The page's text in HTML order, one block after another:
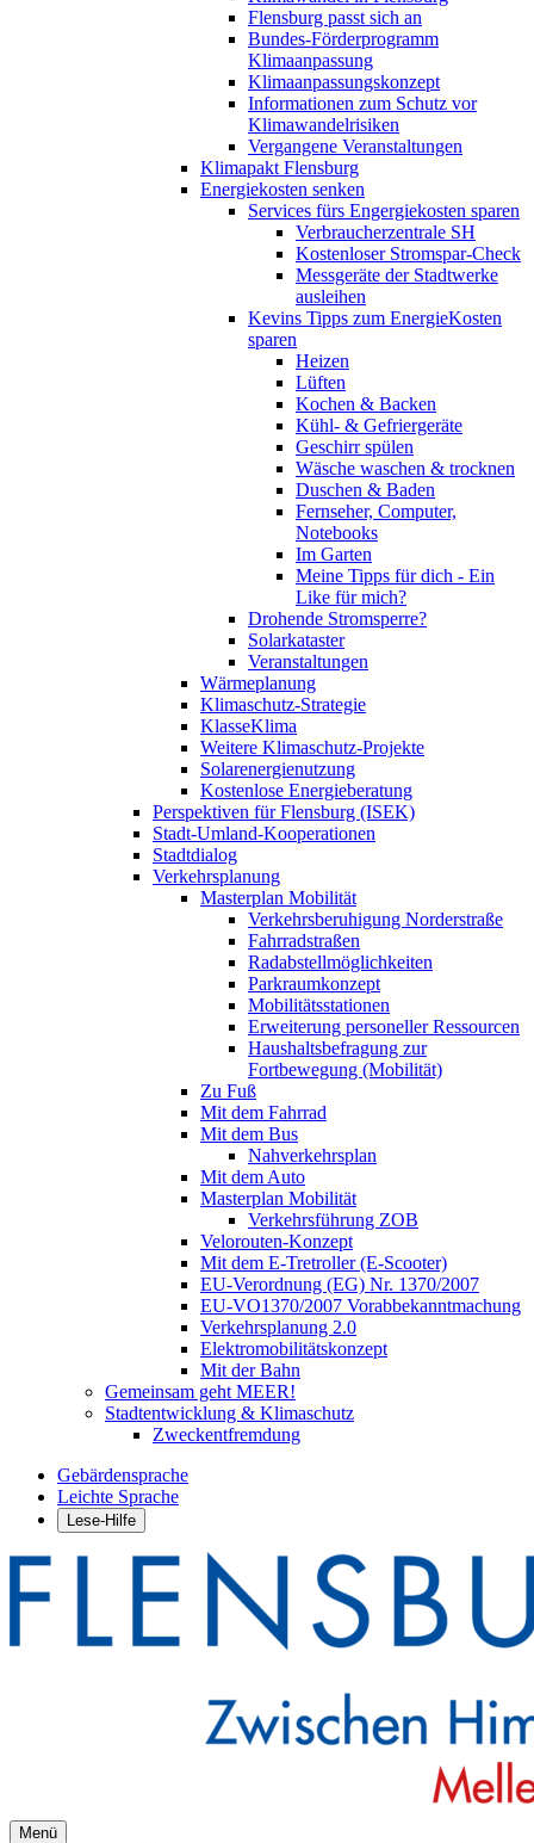
Flensburg passt sich an
Bundes-Förderprogramm
Klimaanpassung
Klimaanpassungskonzept
Informationen zum Schutz vor
Klimawandelrisiken
Vergangene Veranstaltungen
Klimapakt Flensburg
Energiekosten senken
Services fürs Engergiekosten sparen
Verbraucherzentrale SH
Kostenloser Stromspar-Check
Messgeräte der Stadtwerke
ausleihen
Kevins Tipps zum EnergieKosten
sparen
Heizen
Lüften
Kochen & Backen
Kühl- & Gefriergeräte
Geschirr spülen
Wäsche waschen & trocknen
Duschen & Baden
Fernseher, Computer,
Notebooks
Im Garten
Meine Tipps für dich - Ein
Like für mich?
Drohende Stromsperre?
Solarkataster
Veranstaltungen
Wärmeplanung
Klimaschutz-Strategie
KlasseKlima
Weitere Klimaschutz-Projekte
Solarenergienutzung
Kostenlose Energieberatung
Perspektiven für Flensburg (ISEK)
Stadt-Umland-Kooperationen
Stadtdialog
Verkehrsplanung
Masterplan Mobilität
Verkehrsberuhigung Norderstraße
Fahrradstraßen
Radabstellmöglichkeiten
Parkraumkonzept
Mobilitätsstationen
Erweiterung personeller Ressourcen
Haushaltsbefragung zur
Fortbewegung (Mobilität)
Zu Fuß
Mit dem Fahrrad
Mit dem Bus
Nahverkehrsplan
Mit dem Auto
Masterplan Mobilität
Verkehrsführung ZOB
Velorouten-Konzept
Mit dem E-Tretroller (E-Scooter)
EU-Verordnung (EG) Nr. 1370/2007
EU-VO1370/2007 Vorabbekanntmachung
Verkehrsplanung 2.0
Elektromobilitätskonzept
Mit der Bahn
Gemeinsam geht MEER!
Stadtentwicklung & Klimaschutz
Zweckentfremdung
Gebärdensprache
Leichte Sprache
Lese-Hilfe
Menü